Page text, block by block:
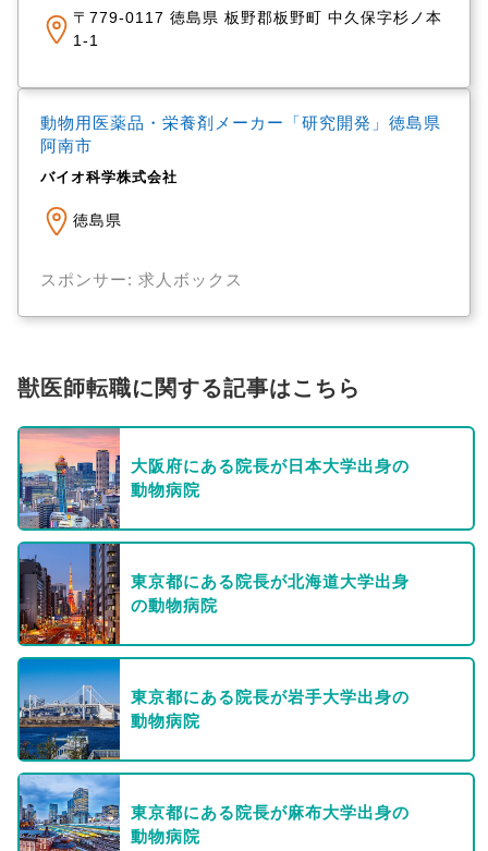
〒779-0117 徳島県 板野郡板野町 中久保字杉ノ本
1-1
動物用医薬品・栄養剤メーカー「研究開発」徳島県
阿南市
バイオ科学株式会社
徳島県
スポンサー: 求人ボックス
獣医師転職に関する記事はこちら
大阪府にある院長が日本大学出身の
動物病院
東京都にある院長が北海道大学出身
の動物病院
東京都にある院長が岩手大学出身の
動物病院
東京都にある院長が麻布大学出身の
動物病院